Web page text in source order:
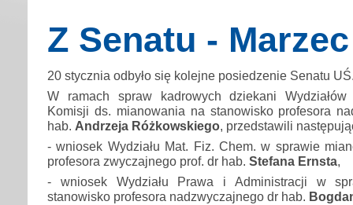
Z Senatu -
20 stycznia odbyło się kolejne posiedzenie Senatu
W ramach spraw kadrowych dziekani Wydziałów
Komisji ds. mianowania na stanowisko profesora
hab. Andrzeja Różkowskiego, przedstawili
- wniosek Wydziału Mat. Fiz. Chem. w sprawie
profesora zwyczajnego prof. dr hab. Stefana Ernsta,
- wniosek Wydziału Prawa i Administracji w
stanowisko profesora nadzwyczajnego dr hab.